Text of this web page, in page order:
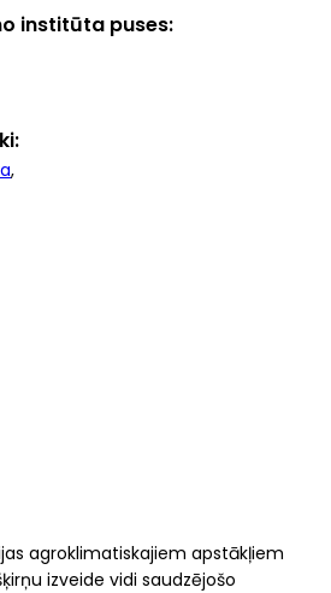
institūta puses
agroklimatiskajiem apstākļiem
izveide vidi saudzējošo